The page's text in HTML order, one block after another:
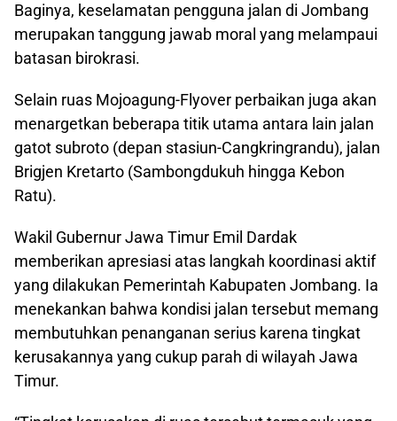
Baginya, keselamatan pengguna jalan di Jombang
merupakan tanggung jawab moral yang melampaui
batasan birokrasi.
Selain ruas Mojoagung-Flyover perbaikan juga akan
menargetkan beberapa titik utama antara lain jalan
gatot subroto (depan stasiun-Cangkringrandu), jalan
Brigjen Kretarto (Sambongdukuh hingga Kebon
Ratu).
Wakil Gubernur Jawa Timur Emil Dardak
memberikan apresiasi atas langkah koordinasi aktif
yang dilakukan Pemerintah Kabupaten Jombang. Ia
menekankan bahwa kondisi jalan tersebut memang
membutuhkan penanganan serius karena tingkat
kerusakannya yang cukup parah di wilayah Jawa
Timur.